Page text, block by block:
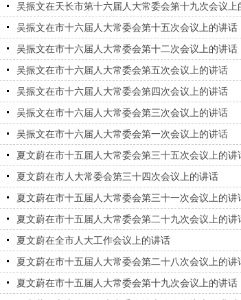
吴振文在天长市第十六届人大常委会第十九次会议上
吴振文在市十六届人大常委会第十五次会议上的讲话
吴振文在市十六届人大常委会第十二次会议上的讲话
吴振文在市十六届人大常委会第五次会议上的讲话
吴振文在市十六届人大常委会第四次会议上的讲话
吴振文在市十六届人大常委会第三次会议上的讲话
吴振文在市十六届人大常委会第一次会议上的讲话
夏文蔚在市十五届人大常委会第三十五次会议上的讲
夏文蔚在市人大常委会第三十四次会议上的讲话
夏文蔚在市十五届人大常委会第三十一次会议上的讲
夏文蔚在市十五届人大常委会第二十九次会议上的讲
夏文蔚在全市人大工作会议上的讲话
夏文蔚在市十五届人大常委会第二十八次会议上的讲
夏文蔚在市十五届人大常委会第十九次会议上的讲话